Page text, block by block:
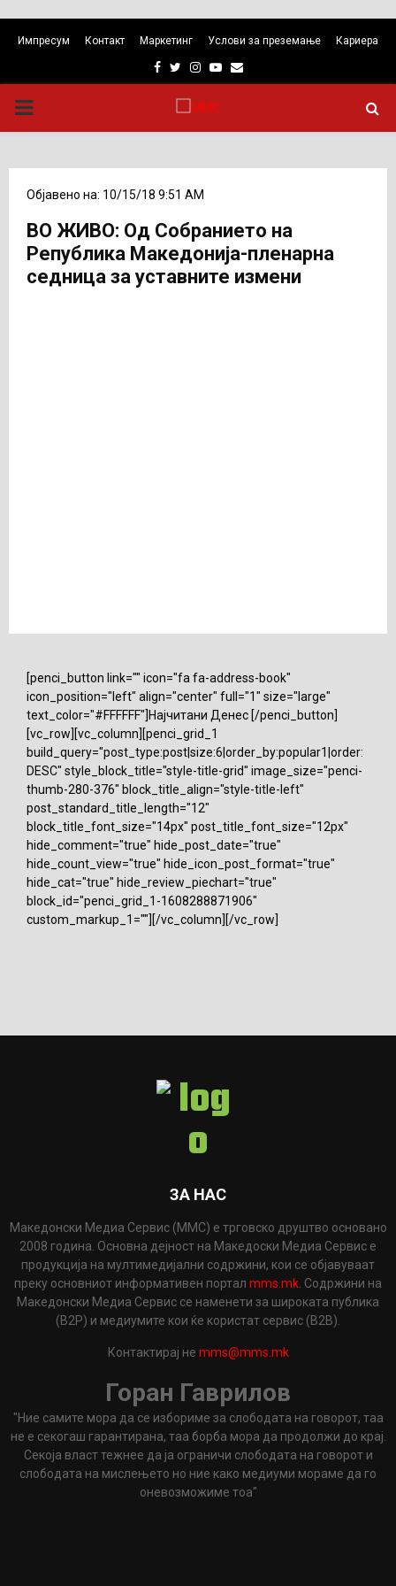
Импресум Контакт Маркетинг Услови за преземање Кариера
Facebook
TwitterInstagram
Youtube
Email
PRIMARY
Објавено на: 10/15/18 9:51 AM
ВО ЖИВО: Од Собранието на
Република Македонија-пленарна
седница за уставните измени
[penci_button link="" icon="fa fa-address-book"
icon_position="left" align="center" full="1" size="large"
text_color="#FFFFFF"]Најчитани Денес [/penci_button]
[vc_row][vc_column][penci_grid_1
build_query="post_type:post|size:6|order_by:popular1|order:
DESC" style_block_title="style-title-grid" image_size="penci-
thumb-280-376" block_title_align="style-title-left"
post_standard_title_length="12"
block_title_font_size="14px" post_title_font_size="12px"
hide_comment="true" hide_post_date="true"
hide_count_view="true" hide_icon_post_format="true"
hide_cat="true" hide_review_piechart="true"
block_id="penci_grid_1-1608288871906"
custom_markup_1=""][/vc_column][/vc_row]
ЗА НАС
Македонски Медиа Сервис (ММС) е трговско друштво основано
2008 година. Основна дејност на Македоски Медиа Сервис е
продукција на мултимедијални содржини, кои се објавуваат
преку основниот информативен портал mms.mk . Содржини на
Македонски Медиа Сервис се наменети за широката публика
(B2P) и медиумите кои ќе користат сервис (B2B).
Контактирај не mms@mms.mk
Горан Гаврилов
"Ние самите мора да се избориме за слободата на говорот, таа
не е секогаш гарантирана, таа борба мора да продолжи до крај.
Секоја власт тежнее да ја ограничи слободата на говорот и
слободата на мислењето но ние како медиуми мораме да го
оневозможиме тоа"